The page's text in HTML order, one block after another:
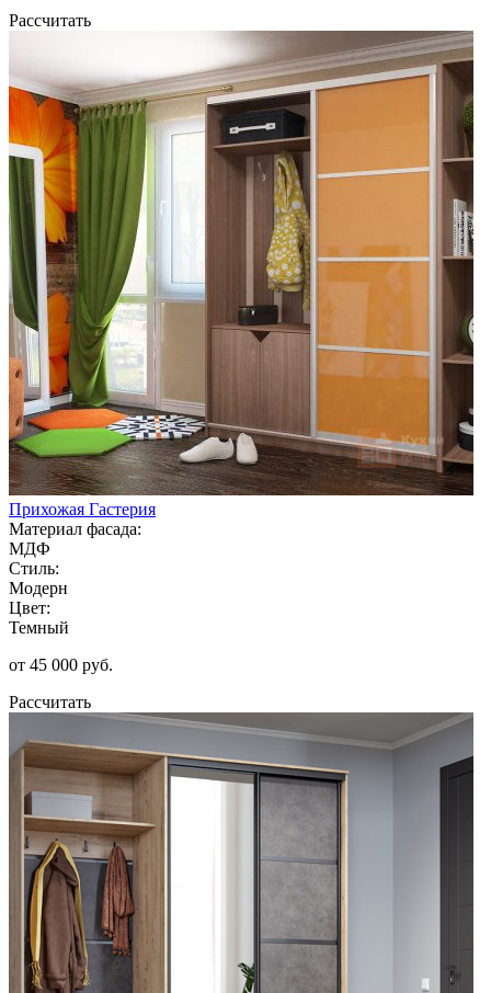
Рассчитать
Прихожая Гастерия
Материал фасада:
МДФ
Стиль:
Модерн
Цвет:
Темный
от 45 000 руб.
Рассчитать